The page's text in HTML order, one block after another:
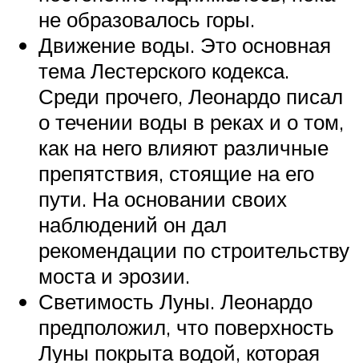
не образовалось горы.
Движение воды. Это основная
тема Лестерского кодекса.
Среди прочего, Леонардо писал
о течении воды в реках и о том,
как на него влияют различные
препятствия, стоящие на его
пути. На основании своих
наблюдений он дал
рекомендации по строительству
моста и эрозии.
Светимость Луны. Леонардо
предположил, что поверхность
Луны покрыта водой, которая